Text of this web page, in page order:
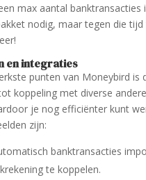
max aantal banktransacties
nodig, maar tegen die tijd
en integraties
punten van Moneybird is
koppeling met diverse andere
je nog efficiënter kunt
zijn:
banktransacties
te koppelen.